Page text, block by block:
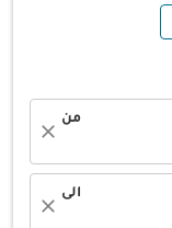
من
close
الى
close